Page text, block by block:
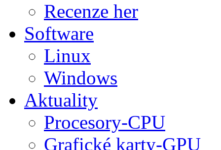
Recenze her
Software
Linux
Windows
Aktuality
Procesory-CPU
Grafické karty-GPU